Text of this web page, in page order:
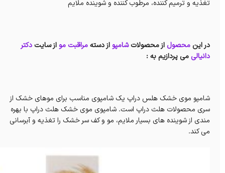
تغذیه و ترمیم کننده، مرطوب کننده و شوینده ملایم
در این محصول از محصولاتشامپو از دستهمراقبت مو از سایتدکتر
دانیالیمی پردازیم به :
شامپو موی خشک هلس دراپ یک شامپوی مناسب برای موهای خشک از
سری محصولات هلث دراپ است. شامپوی موی خشک هلث دراپ با بهره
مندی از شوینده های بسیار ملایم، مو و کف سر خشک را تغذیه و آبرسانی
می کند.